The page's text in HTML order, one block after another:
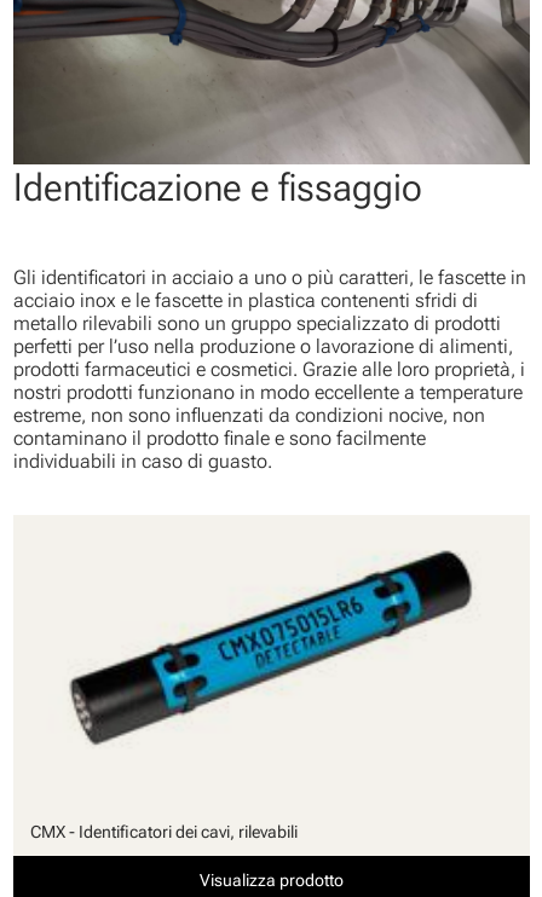
Identificazione e fissaggio
Gli identificatori in acciaio a uno o più caratteri, le fascette in
acciaio inox e le fascette in plastica contenenti sfridi di
metallo rilevabili sono un gruppo specializzato di prodotti
perfetti per l’uso nella produzione o lavorazione di alimenti,
prodotti farmaceutici e cosmetici. Grazie alle loro proprietà, i
nostri prodotti funzionano in modo eccellente a temperature
estreme, non sono influenzati da condizioni nocive, non
contaminano il prodotto finale e sono facilmente
individuabili in caso di guasto.
CMX - Identificatori dei cavi, rilevabili
Visualizza prodotto